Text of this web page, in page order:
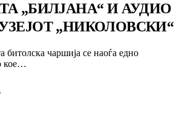
„БИЛЈАНА“ И АУДИО
„НИКОЛОВСКИ“
битолска чаршија се наоѓа едно
кое…